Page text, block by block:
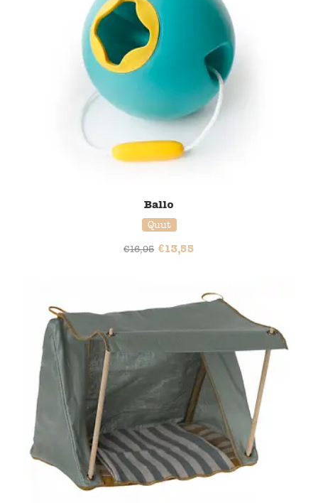
Ballo
Quut
€16,95 €13,55